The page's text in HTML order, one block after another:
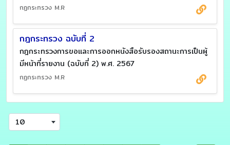
กฏกระทรวง M.R
กฎกระทรวง ฉบับที่ 2
กฎกระทรวงการขอและการออกหนังสือรับรองสถานะการเป็นผู้
มีหน้าที่รายงาน (ฉบับที่ 2) พ.ศ. 2567
กฏกระทรวง M.R
10